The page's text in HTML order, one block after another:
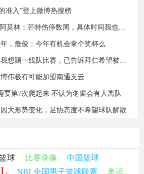
准入”登上微博热搜榜
加盟1年半就上了32场!阿莫林：芒特伤停数周，具体时间我也不知道
，詹俊：今年有机会拿个奖杯么
18岁澳国脚伊兰昆达：我想踢一线队比赛，已告诉拜仁希望被外租
伟极有可能加盟南通支云
要第7次爬起来 不认为冬窗会有人离队
大形势变化，足协态度不希望球队解散
球 比赛录像 中国篮球
NBL全国男子篮球联赛 奥运